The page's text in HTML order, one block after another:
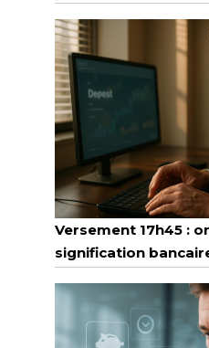
Versement 17h45 :
signification